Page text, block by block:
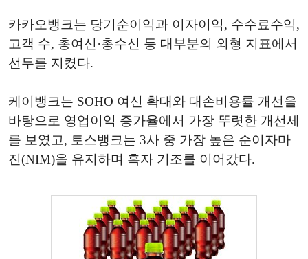
카카오뱅크는 당기순이익과 이자이익, 수수료수익,
고객 수, 총여신·총수신 등 대부분의 외형 지표에서
선두를 지켰다.
케이뱅크는 SOHO 여신 확대와 대손비용률 개선을
바탕으로 영업이익 증가율에서 가장 뚜렷한 개선세
를 보였고, 토스뱅크는 3사 중 가장 높은 순이자마
진(NIM)을 유지하며 흑자 기조를 이어갔다.